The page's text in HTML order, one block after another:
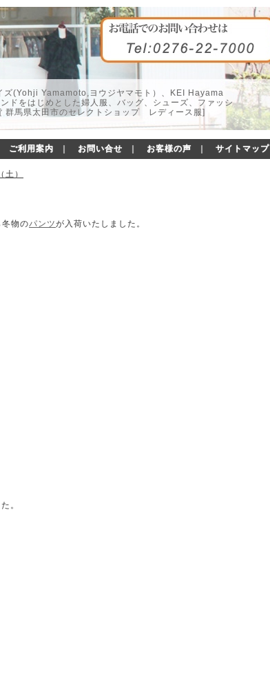
ズ(Yohji Yamamoto,ヨウジヤマモト）、KEI Hayama
ドをはじめとした婦人服、バッグ、シューズ、ファッシ
群馬県太田市のセレクトショップ レディース服]
ご利用案内 お問い合せ お客様の声 サイトマップ
）
物のパンツが入荷いたしました。
。